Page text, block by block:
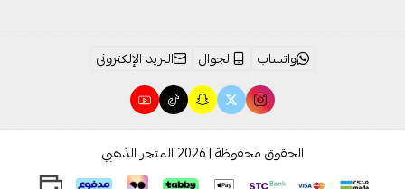
واتساب الجوال البريد الإلكتروني
الحقوق محفوظة | 2026 المتجر الذهبي